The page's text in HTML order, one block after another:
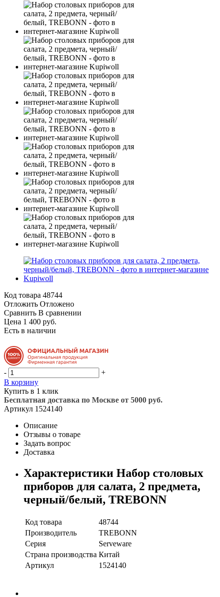
Код товара 48744
Отложить Отложено
Сравнить В сравнении
Цена 1 400 руб.
Есть в наличии
-
+
В корзину
Купить в 1 клик
Бесплатная доставка по Москве от 5000 руб.
Артикул 1524140
Описание
Отзывы о товаре
Задать вопрос
Доставка
Характеристики Набор столовых
приборов для салата, 2 предмета,
черный/белый, TREBONN
Код товара
48744
Производитель
TREBONN
Серия
Serveware
Страна производства Китай
Артикул
1524140